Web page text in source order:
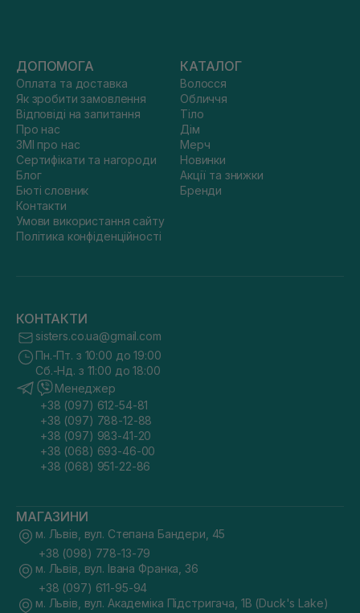
ДОПОМОГА
Оплата та доставка
Як зробити замовлення
Відповіді на запитання
Про нас
ЗМІ про нас
Сертифікати та нагороди
Блог
Бюті словник
Контакти
Умови використання сайту
Політика конфіденційності
КАТАЛОГ
Волосся
Обличчя
Тіло
Дім
Мерч
Новинки
Акції та знижки
Бренди
КОНТАКТИ
sisters.co.ua@gmail.com
Пн.-Пт. з 10:00 до 19:00
Сб.-Нд. з 11:00 до 18:00
Менеджер
+38 (097) 612-54-81
+38 (097) 788-12-88
+38 (097) 983-41-20
+38 (068) 693-46-00
+38 (068) 951-22-86
МАГАЗИНИ
м. Львів, вул. Степана Бандери, 45
+38 (098) 778-13-79
м. Львів, вул. Івана Франка, 36
+38 (097) 611-95-94
м. Львів, вул. Академіка Підстригача, 1В (Duck's Lake)